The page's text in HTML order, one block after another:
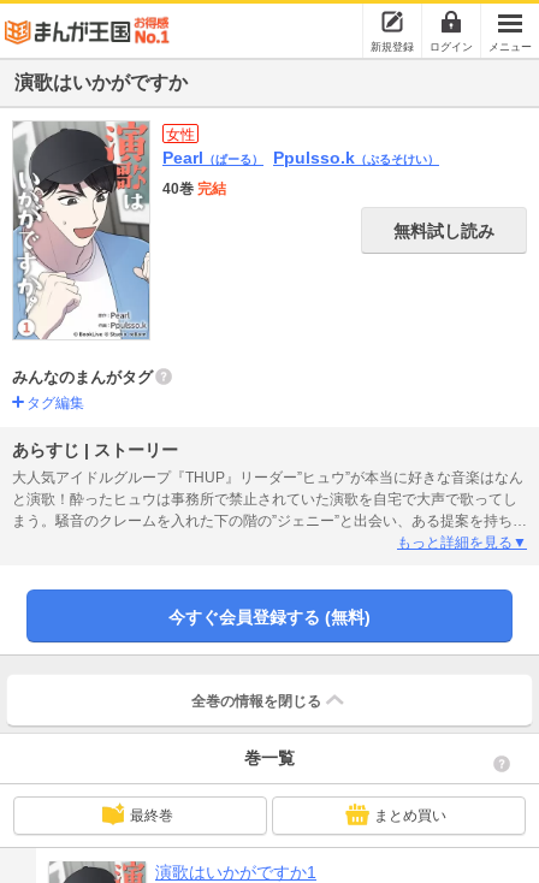
新規登録 ログイン メニュー
演歌はいかがですか
女性
Pearl （ぱーる） Ppulsso.k （ぷるそけい）
40巻 完結
無料試し読み
みんなのまんがタグ
タグ編集
あらすじ | ストーリー
大人気アイドルグループ『THUP』リーダー”ヒュウ”が本当に好きな音楽はなん
と演歌！酔ったヒュウは事務所で禁止されていた演歌を自宅で大声で歌ってし
まう。騒音のクレームを入れた下の階の”ジェニー”と出会い、ある提案を持ちか
けられる。それはジェニーの新事業『演歌専用プラットフォーム』に協力する
もっと詳細を見る▼
今すぐ会員登録する (無料)
全巻の情報を 閉じる
巻一覧
最終巻 まとめ買い
演歌はいかがですか1